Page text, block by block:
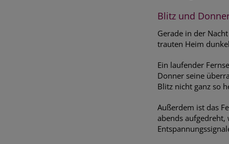
Blitz und
Gerade in der
trauten Heim
Ein laufender
Donner seine
Blitz nicht ganz so
Außerdem ist das
abends aufgedreht,